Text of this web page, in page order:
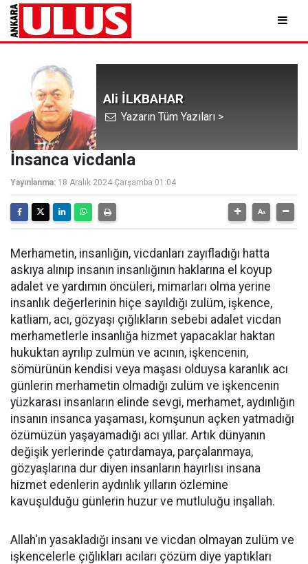
Ali İLKBAHAR
Yazarın Tüm Yazıları >
İnsanca vicdanla
Yayınlanma: 18 Aralık 2024 Çarşamba 01:04
Merhametin, insanlığın, vicdanları zayıfladığı hatta
askıya alınıp insanın insanlığının haklarına el koyup
adalet ve yardımın öncüleri, mimarları olma yerine
insanlık değerlerinin hiçe sayıldığı zulüm, işkence,
katliam, acı, gözyaşı çığlıkların sebebi adalet vicdan
merhametlerle insanlığa hizmet yapacaklar haktan
hukuktan ayrılıp zulmün ve acının, işkencenin,
sömürünün kendisi veya maşası olduysa karanlık acı
günlerin merhametin olmadığı zulüm ve işkencenin
yüzkarası insanların elinde sevgi, merhamet, aydınlığın
insanın insanca yaşaması, komşunun açken yatmadığı
özümüzün yaşayamadığı acı yıllar. Artık dünyanın
değişik yerlerinde çatırdamaya, parçalanmaya,
gözyaşlarına dur diyen insanların hayırlısı insana
hizmet edenlerin aydınlık yılların özlemine
kavuşulduğu günlerin huzur ve mutluluğu inşallah.
Allah'ın yasakladığı insanı ve vicdan olmayan zulüm ve
işkencelerle çığlıkları acıları çözüm diye yaptıkları